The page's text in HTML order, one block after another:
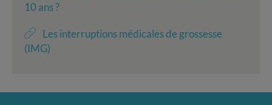
10 ans ?
Les interruptions médicales de grossesse
(IMG)